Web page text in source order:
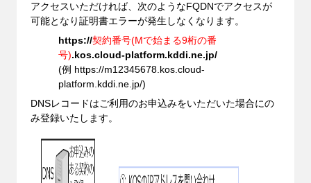
アクセスいただければ、次のようなFQDNでアクセスが
可能となり証明書エラーが発生しなくなります。
https://契約番号(Mで始まる9桁の番
号).kos.cloud-platform.kddi.ne.jp/
(例 https://m12345678.kos.cloud-
platform.kddi.ne.jp/)
DNSレコードはご利用のお申込みをいただいた場合にの
み登録いたします。